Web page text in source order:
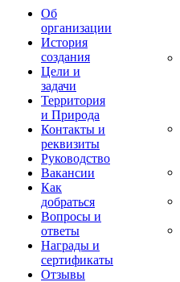
Об
организации
История
создания
Цели и
задачи
Территория
и Природа
Контакты и
реквизиты
Руководство
Вакансии
Как
добраться
Вопросы и
ответы
Награды и
сертификаты
Отзывы